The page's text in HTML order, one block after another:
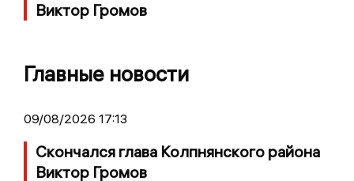
Виктор Громов
Главные новости
09/08/2026 17:13
Скончался глава Колпнянского района
Виктор Громов